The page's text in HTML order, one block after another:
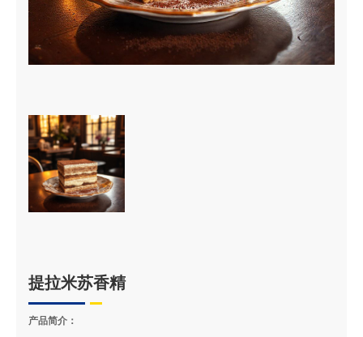
提拉米苏香精
产品简介：